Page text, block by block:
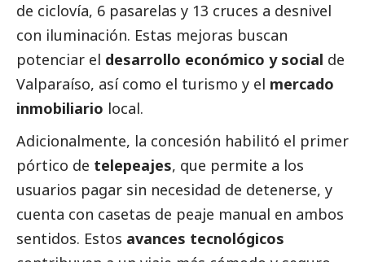
de ciclovía, 6 pasarelas y 13 cruces a desnivel
con iluminación. Estas mejoras buscan
potenciar el desarrollo económico y social de
Valparaíso, así como el turismo y el mercado
inmobiliario local.
Adicionalmente, la concesión habilitó el primer
pórtico de telepeajes, que permite a los
usuarios pagar sin necesidad de detenerse, y
cuenta con casetas de peaje manual en ambos
sentidos. Estos avances tecnológicos